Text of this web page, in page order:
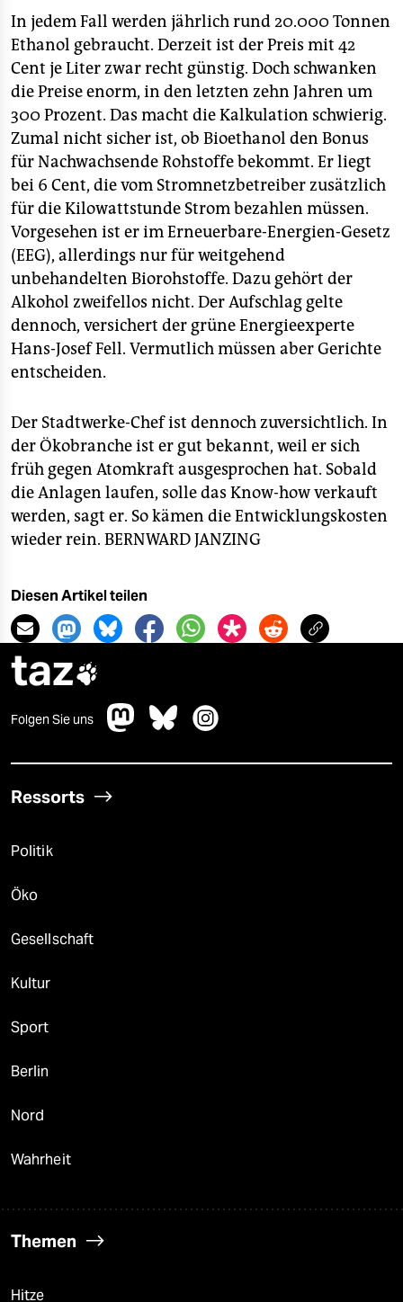
In jedem Fall werden jährlich rund 20.000 Tonnen
Ethanol gebraucht. Derzeit ist der Preis mit 42
Cent je Liter zwar recht günstig. Doch schwanken
die Preise enorm, in den letzten zehn Jahren um
300 Prozent. Das macht die Kalkulation schwierig.
Zumal nicht sicher ist, ob Bioethanol den Bonus
für Nachwachsende Rohstoffe bekommt. Er liegt
bei 6 Cent, die vom Stromnetzbetreiber zusätzlich
für die Kilowattstunde Strom bezahlen müssen.
Vorgesehen ist er im Erneuerbare-Energien-Gesetz
(EEG), allerdings nur für weitgehend
unbehandelten Biorohstoffe. Dazu gehört der
Alkohol zweifellos nicht. Der Aufschlag gelte
dennoch, versichert der grüne Energieexperte
Hans-Josef Fell. Vermutlich müssen aber Gerichte
entscheiden.
Der Stadtwerke-Chef ist dennoch zuversichtlich. In
der Ökobranche ist er gut bekannt, weil er sich
früh gegen Atomkraft ausgesprochen hat. Sobald
die Anlagen laufen, solle das Know-how verkauft
werden, sagt er. So kämen die Entwicklungskosten
wieder rein. BERNWARD JANZING
Diesen Artikel teilen
taz
Folgen Sie uns
Ressorts
Politik
Öko
Gesellschaft
Kultur
Sport
Berlin
Nord
Wahrheit
Themen
Hitze